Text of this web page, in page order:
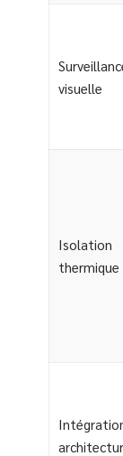
visuelle
Isolation
thermique